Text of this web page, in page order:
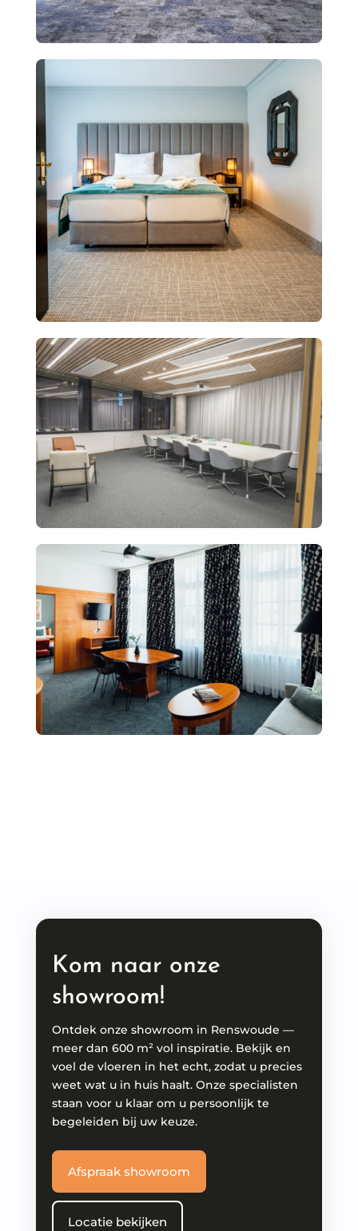
Kom naar onze
showroom!
Ontdek onze showroom in Renswoude —
meer dan 600 m² vol inspiratie. Bekijk en
voel de vloeren in het echt, zodat u precies
weet wat u in huis haalt. Onze specialisten
staan voor u klaar om u persoonlijk te
begeleiden bij uw keuze.
Afspraak showroom
Locatie bekijken